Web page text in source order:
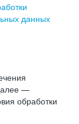
данных
—
обработки